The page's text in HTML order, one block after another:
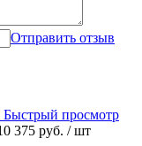
Отправить отзыв
Быстрый просмотр
375 руб. / шт